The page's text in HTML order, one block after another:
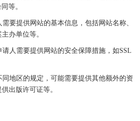
等。
要提供网站的基本信息，包括网站名称、
办单位等。
人需要提供网站的安全保障措施，如SSL
地区的规定，可能需要提供其他额外的资
出版许可证等。